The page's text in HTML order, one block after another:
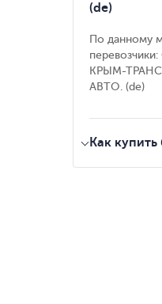
(de)
По данному
КРЫМ-
АВТО. (de)
Как